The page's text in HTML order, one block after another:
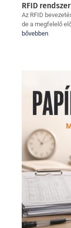
RFID
Az RFID
de a megfelelő
bővebben